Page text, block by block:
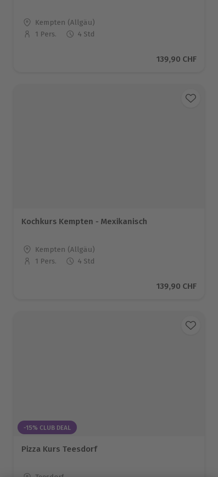
Standort
Kempten (Allgäu)
Anzahl der Teilnehmer
1 Pers. 4 Std
Aktueller Preis
139,90 CHF
Kochkurs Kempten - Mexikanisch
Standort
Kempten (Allgäu)
Anzahl der Teilnehmer
1 Pers. 4 Std
Aktueller Preis
139,90 CHF
-15% CLUB DEAL
Pizza Kurs Teesdorf